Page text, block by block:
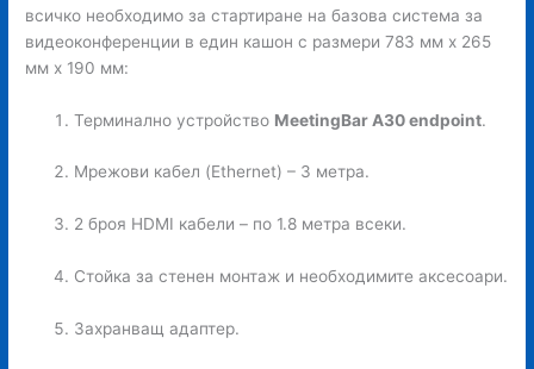
всичко необходимо за стартиране на базова система за
видеоконференции в един кашон с размери 783 мм x 265
мм x 190 мм:
Терминално устройство MeetingBar A30 endpoint.
Мрежови кабел (Ethernet) – 3 метра.
2 броя HDMI кабели – по 1.8 метра всеки.
Стойка за стенен монтаж и необходимите аксесоари.
Захранващ адаптер.